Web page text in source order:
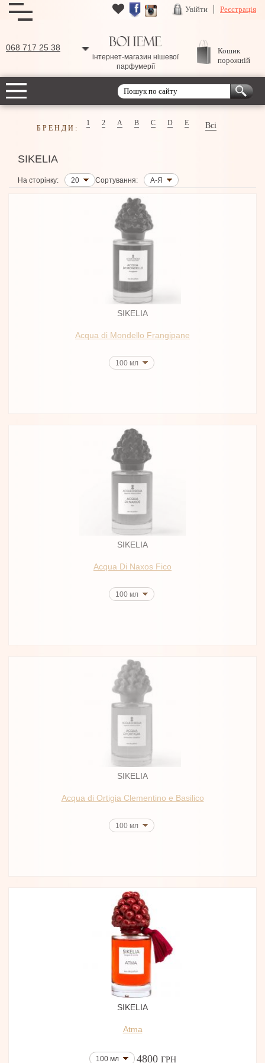
Увійти Реєстрація
068 717 25 38
інтернет-магазин нішевої
парфумерії
Кошик
порожній
БРЕНДИ:
1 2 A B C D E Всі
SIKELIA
На сторінку: 20 Сортування: А-Я
SIKELIA
Acqua di Mondello Frangipane
100 мл
SIKELIA
Acqua Di Naxos Fico
100 мл
SIKELIA
Acqua di Ortigia Clementino e Basilico
100 мл
SIKELIA
Atma
100 мл 4800 ГРН